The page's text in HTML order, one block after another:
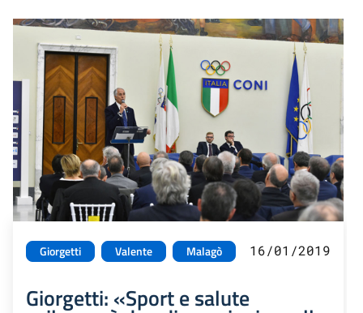
Giorgetti Valente Malagò 16/01/2019
Giorgetti: «Sport e salute